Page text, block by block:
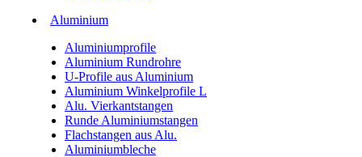
Aluminium
Aluminiumprofile
Aluminium Rundrohre
U-Profile aus Aluminium
Aluminium Winkelprofile L
Alu. Vierkantstangen
Runde Aluminiumstangen
Flachstangen aus Alu.
Aluminiumbleche